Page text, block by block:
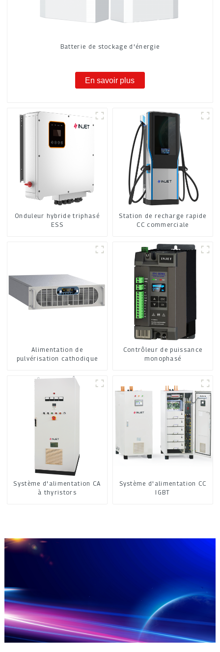
Batterie de stockage d'énergie
En savoir plus
Onduleur hybride triphasé
ESS
Station de recharge rapide
CC commerciale
Alimentation de
pulvérisation cathodique
Contrôleur de puissance
monophasé
Système d'alimentation CA
à thyristors
Système d'alimentation CC
IGBT